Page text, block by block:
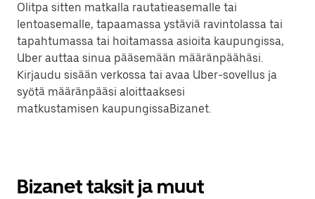
Olitpa sitten matkalla rautatieasemalle tai
lentoasemalle, tapaamassa ystäviä ravintolassa tai
tapahtumassa tai hoitamassa asioita kaupungissa,
Uber auttaa sinua pääsemään määränpäähäsi.
Kirjaudu sisään verkossa tai avaa Uber-sovellus ja
syötä määränpääsi aloittaaksesi
matkustamisen kaupungissaBizanet.
Bizanet taksit ja muut